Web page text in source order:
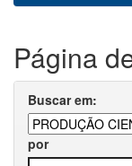
Página
Buscar em:
por